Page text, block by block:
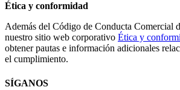
Ética y conformidad
Además del Código de Conducta Comercial
nuestro sitio web corporativo Ética y
obtener pautas e información adicionales
el cumplimiento.
SÍGANOS